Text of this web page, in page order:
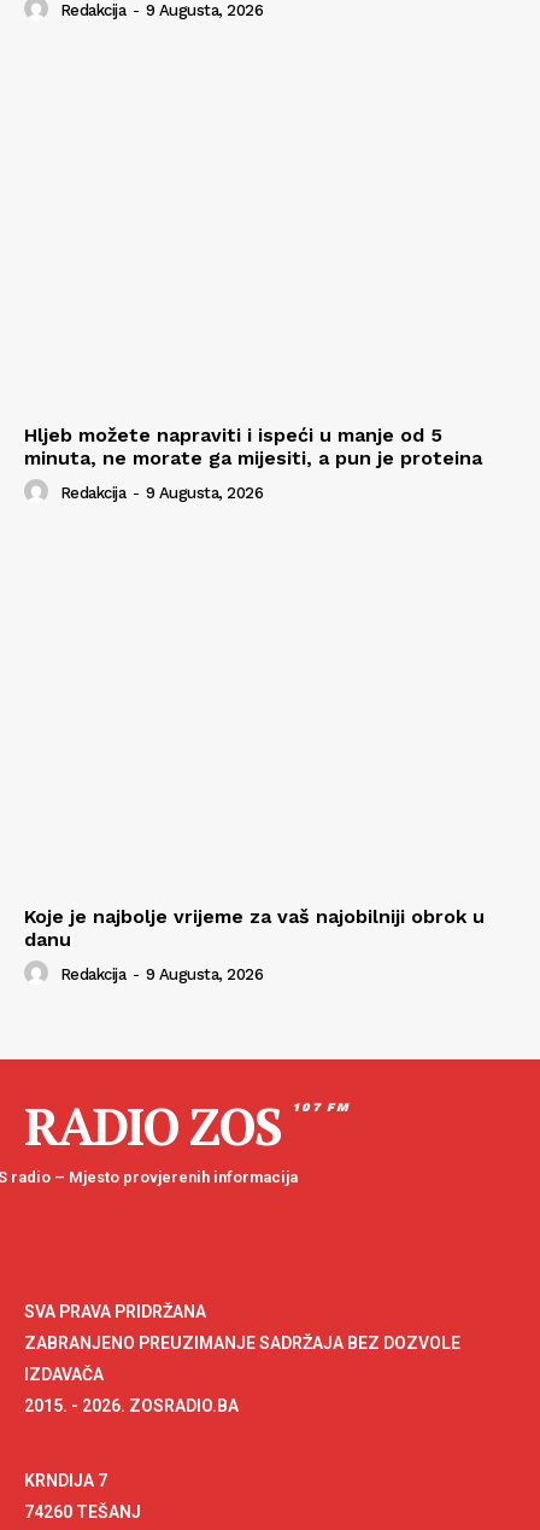
Redakcija - 9 Augusta, 2026
Hljeb možete napraviti i ispeći u manje od 5
minuta, ne morate ga mijesiti, a pun je proteina
Redakcija - 9 Augusta, 2026
Koje je najbolje vrijeme za vaš najobilniji obrok u
danu
Redakcija - 9 Augusta, 2026
RADIO ZOS 107 FM
radio – Mjesto provjerenih informacija
SVA PRAVA PRIDRŽANA
ZABRANJENO PREUZIMANJE SADRŽAJA BEZ DOZVOLE
IZDAVAČA
2015. - 2026. ZOSRADIO.BA
KRNDIJA 7
74260 TEŠANJ